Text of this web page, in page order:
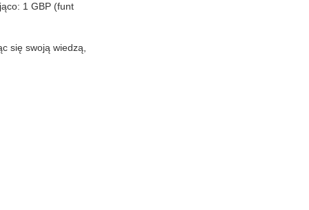
1 GBP (funt
się swoją wiedzą,